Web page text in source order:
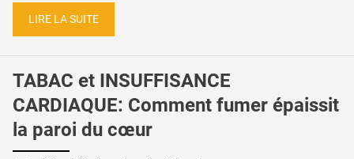
LIRE LA SUITE
TABAC et INSUFFISANCE
CARDIAQUE: Comment fumer épaissit
la paroi du cœur